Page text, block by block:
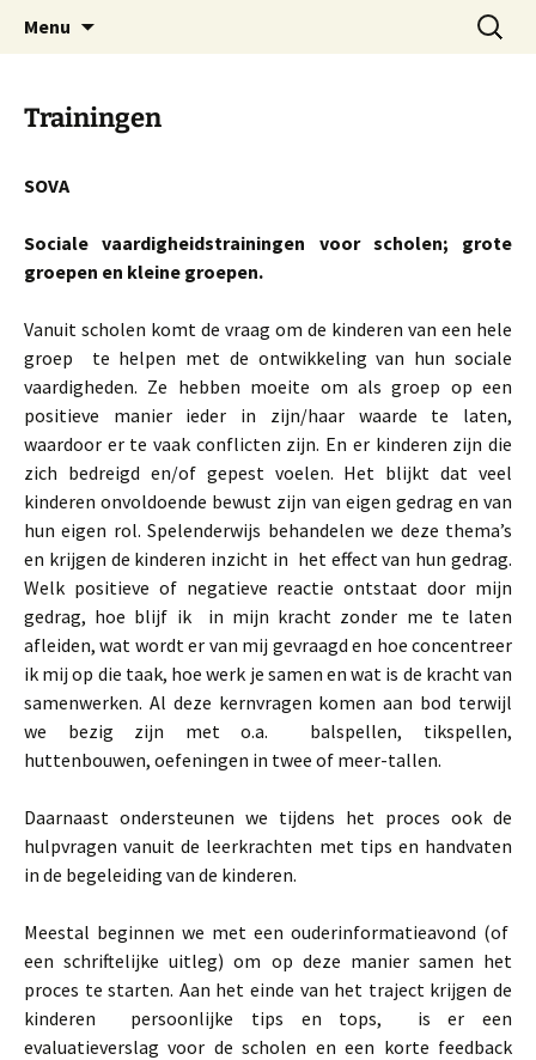
Bewegender-Wijs VOF
Helpen een mens te laten groeien tot eigen
hoogte.
Menu
Search
for:
Trainingen
SOVA
Sociale vaardigheidstrainingen voor scholen; grote
groepen en kleine groepen.
Vanuit scholen komt de vraag om de kinderen van een hele
groep te helpen met de ontwikkeling van hun sociale
vaardigheden. Ze hebben moeite om als groep op een
positieve manier ieder in zijn/haar waarde te laten,
waardoor er te vaak conflicten zijn. En er kinderen zijn die
zich bedreigd en/of gepest voelen. Het blijkt dat veel
kinderen onvoldoende bewust zijn van eigen gedrag en van
hun eigen rol. Spelenderwijs behandelen we deze thema’s
en krijgen de kinderen inzicht in het effect van hun gedrag.
Welk positieve of negatieve reactie ontstaat door mijn
gedrag, hoe blijf ik in mijn kracht zonder me te laten
afleiden, wat wordt er van mij gevraagd en hoe concentreer
ik mij op die taak, hoe werk je samen en wat is de kracht van
samenwerken. Al deze kernvragen komen aan bod terwijl
we bezig zijn met o.a. balspellen, tikspellen,
huttenbouwen, oefeningen in twee of meer-tallen.
Daarnaast ondersteunen we tijdens het proces ook de
hulpvragen vanuit de leerkrachten met tips en handvaten
in de begeleiding van de kinderen.
Meestal beginnen we met een ouderinformatieavond (of
een schriftelijke uitleg) om op deze manier samen het
proces te starten. Aan het einde van het traject krijgen de
kinderen persoonlijke tips en tops, is er een
evaluatieverslag voor de scholen en een korte feedback